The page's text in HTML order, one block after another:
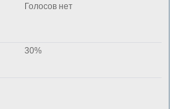
Голосов нет
30%